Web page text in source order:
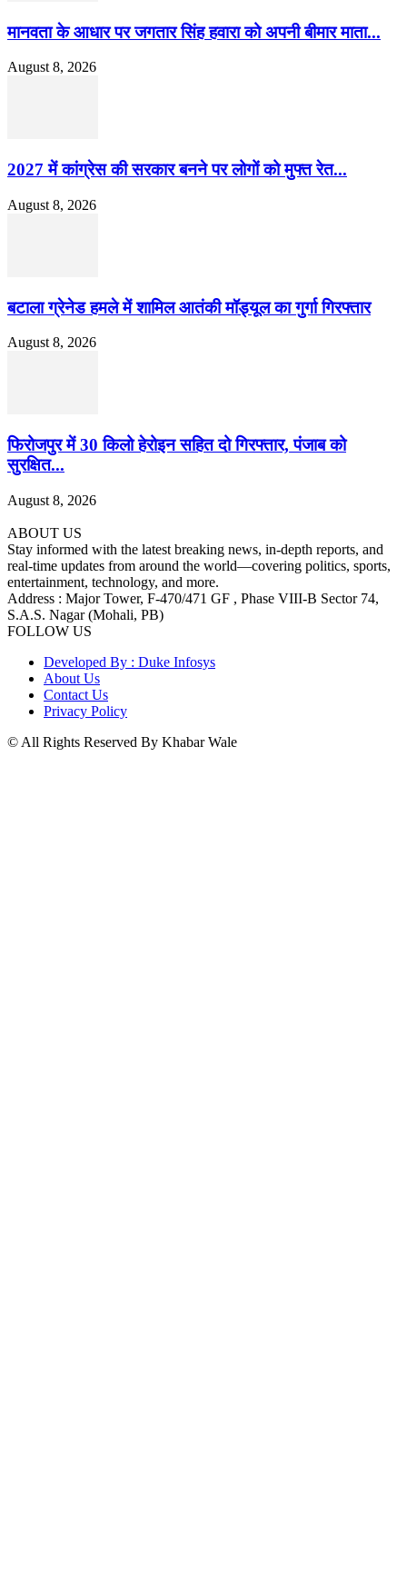
मानवता के आधार पर जगतार सिंह हवारा को अपनी बीमार माता...
August 8, 2026
2027 में कांग्रेस की सरकार बनने पर लोगों को मुफ्त रेत...
August 8, 2026
बटाला ग्रेनेड हमले में शामिल आतंकी मॉड्यूल का गुर्गा गिरफ्तार
August 8, 2026
फिरोजपुर में 30 किलो हेरोइन सहित दो गिरफ्तार, पंजाब को
सुरक्षित...
August 8, 2026
ABOUT US
Stay informed with the latest breaking news, in-depth reports, and
real-time updates from around the world—covering politics, sports,
entertainment, technology, and more.
Address : Major Tower, F-470/471 GF , Phase VIII-B Sector 74,
S.A.S. Nagar (Mohali, PB)
FOLLOW US
Developed By : Duke Infosys
About Us
Contact Us
Privacy Policy
© All Rights Reserved By Khabar Wale